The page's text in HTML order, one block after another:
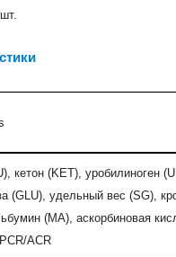
кетон (KET), уробилиноген
(GLU), удельный вес (SG),
(MA), аскорбиновая
ACR